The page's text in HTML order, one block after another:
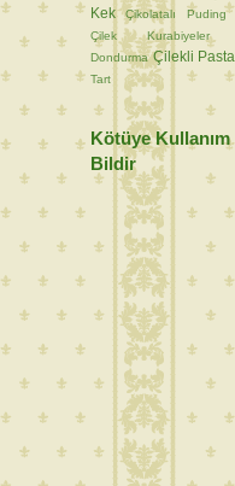
Kek
Çikolatalı Puding
Çilek Kurabiyeler
Dondurma Çilekli Pasta
Tart
Kötüye Kullanım
Bildir